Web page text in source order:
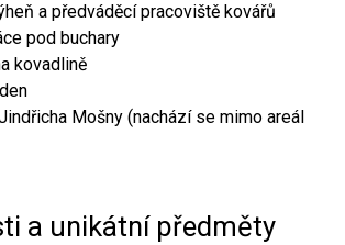
a předváděcí pracoviště kovářů
pod buchary
kovadlině
Mošny (nachází se mimo areál
a unikátní předměty